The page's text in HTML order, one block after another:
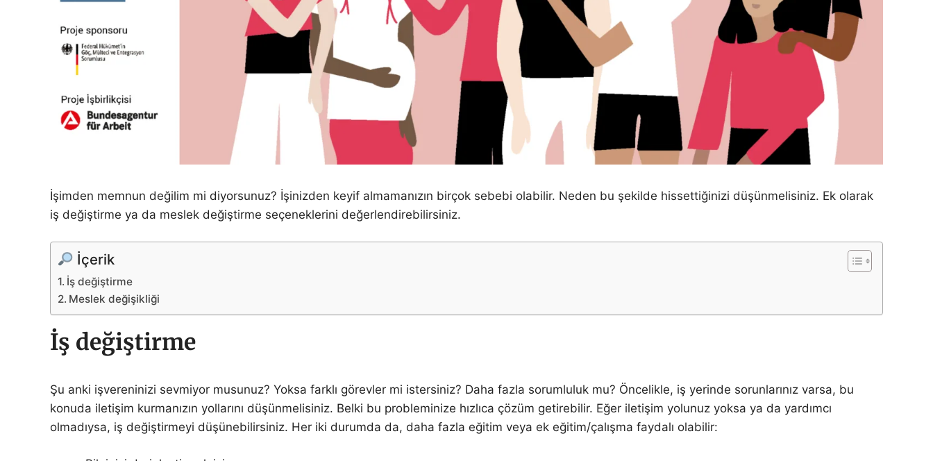
İşimden memnun değilim mi diyorsunuz? İşinizden keyif almamanızın birçok sebebi olabilir. Neden bu şekilde hissettiğinizi düşünmelisiniz. Ek olarak
iş değiştirme ya da meslek değiştirme seçeneklerini değerlendirebilirsiniz.
İçerik
İş değiştirme
Meslek değişikliği
İş değiştirme
Şu anki işvereninizi sevmiyor musunuz? Yoksa farklı görevler mi istersiniz? Daha fazla sorumluluk mu? Öncelikle, iş yerinde sorunlarınız varsa, bu
konuda iletişim kurmanızın yollarını düşünmelisiniz. Belki bu probleminize hızlıca çözüm getirebilir. Eğer iletişim yolunuz yoksa ya da yardımcı
olmadıysa, iş değiştirmeyi düşünebilirsiniz. Her iki durumda da, daha fazla eğitim veya ek eğitim/çalışma faydalı olabilir: